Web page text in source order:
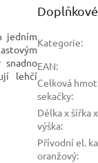
jedním
lehčí
Kategorie:
EAN:
Celková
sekačky:
Délka x šířka x
výška:
Přívodní el.
oranžový: